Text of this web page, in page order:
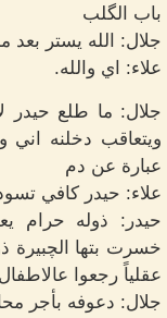
باب الگلب
جلال: الله يستر بعد
علاء: اي والله.
جلال: ما طلع حيدر
ويتعاقب دخلنه اني
عبارة عن دم
علاء: حيدر كافي
حيدر: ذوله حرام
خسرت بتها الچبيرة
عقلياً رجعوا عالاطفال
جلال: دعوفه بأجر